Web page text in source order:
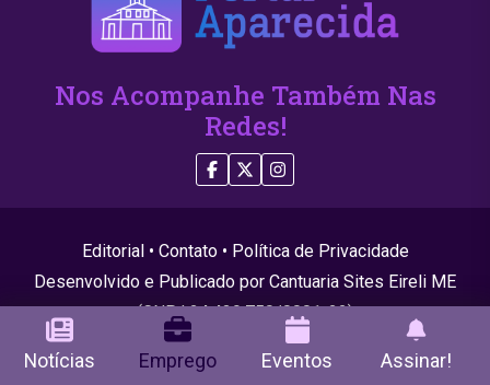
Nos Acompanhe Também Nas
Redes!
Editorial• Contato• Política de Privacidade
Desenvolvido e Publicado por Cantuaria Sites Eireli ME
(CNPJ 24.439.750/0001-22)
© 2026 Todos os direitos reservados
Notícias Emprego Eventos Assinar!